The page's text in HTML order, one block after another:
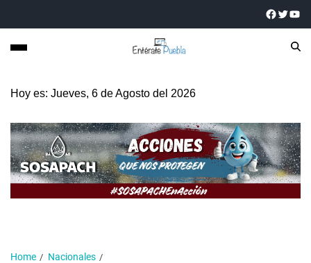
Hoy es: Jueves, 6 de Agosto del 2026
Home
Nacionales